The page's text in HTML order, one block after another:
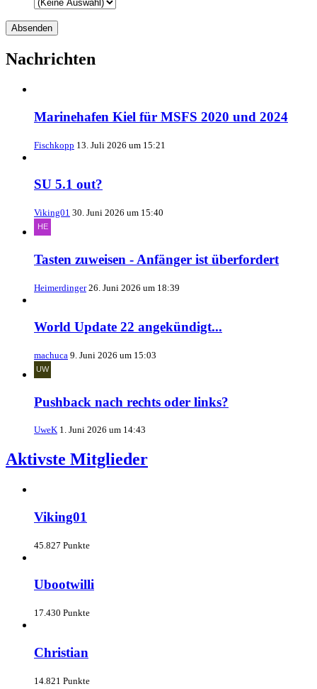
Nachrichten
Marinehafen Kiel für MSFS 2020 und 2024
Fischkopp 13. Juli 2026 um 15:21
SU 5.1 out?
Viking01 30. Juni 2026 um 15:40
Tasten zuweisen - Anfänger ist überfordert
Heimerdinger 26. Juni 2026 um 18:39
World Update 22 angekündigt...
machuca 9. Juni 2026 um 15:03
Pushback nach rechts oder links?
UweK 1. Juni 2026 um 14:43
Aktivste Mitglieder
Viking01
45.827 Punkte
Ubootwilli
17.430 Punkte
Christian
14.821 Punkte